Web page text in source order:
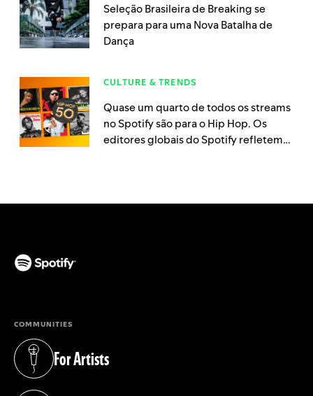
Seleção Brasileira de Breaking se
prepara para uma Nova Batalha de
Dança
CULTURE & TRENDS
Quase um quarto de todos os streams
no Spotify são para o Hip Hop. Os
editores globais do Spotify refletem
COMMUNITIES
For Artists
(opens in a new tab)